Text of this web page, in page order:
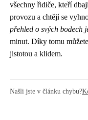
všechny řidiče, kteří
provozu a chtějí se
přehled o svých bodech
minut. Díky tomu
jistotou a klidem.
Našli jste v článku chybu?